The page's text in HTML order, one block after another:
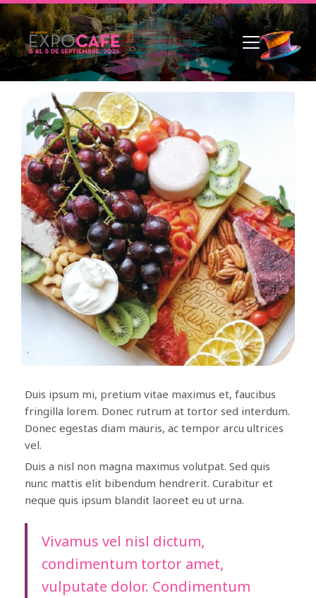
Duis ipsum mi, pretium vitae maximus et, faucibus
fringilla lorem. Donec rutrum at tortor sed interdum.
Donec egestas diam mauris, ac tempor arcu ultrices
vel.
Duis a nisl non magna maximus volutpat. Sed quis
nunc mattis elit bibendum hendrerit. Curabitur et
neque quis ipsum blandit laoreet eu ut urna.
Vivamus vel nisl dictum,
condimentum tortor amet,
vulputate dolor. Condimentum